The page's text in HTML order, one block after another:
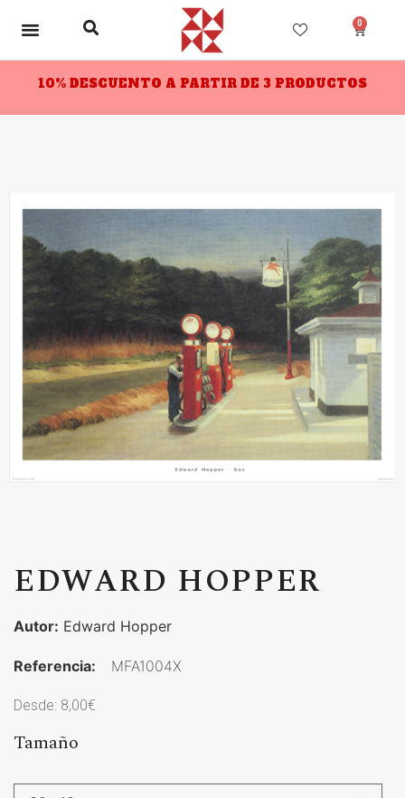
0
10% DESCUENTO A PARTIR DE 3 PRODUCTOS
EDWARD HOPPER
Autor: Edward Hopper
Referencia: MFA1004X
Desde: 8,00€
Tamaño